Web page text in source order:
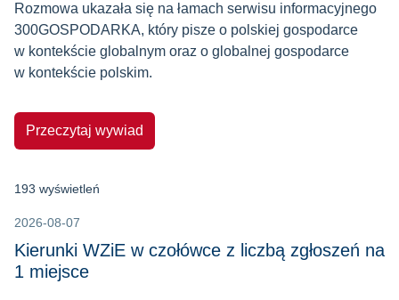
Rozmowa ukazała się na łamach serwisu informacyjnego
300GOSPODARKA, który pisze o polskiej gospodarce
w kontekście globalnym oraz o globalnej gospodarce
w kontekście polskim.
Przeczytaj wywiad
193 wyświetleń
2026-08-07
Kierunki WZiE w czołówce z liczbą zgłoszeń na
1 miejsce